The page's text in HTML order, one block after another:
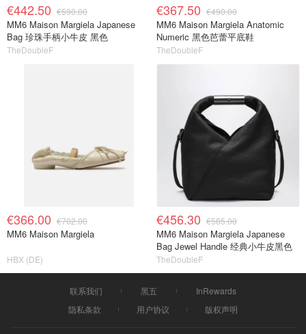
€442.50 €590.00
MM6 Maison Margiela Japanese
Bag 珍珠手柄小牛皮 黑色
TheDoubleF
€367.50 €490.00
MM6 Maison Margiela Anatomic
Numeric 黑色芭蕾平底鞋
TheDoubleF
€366.00 €702.00
MM6 Maison Margiela
HBX (DE)
€456.30 €585.00
MM6 Maison Margiela Japanese
Bag Jewel Handle 经典小牛皮黑色
TheDoubleF
联系我们 黑五
InRewards
隐私条款
用户协议 版权声明